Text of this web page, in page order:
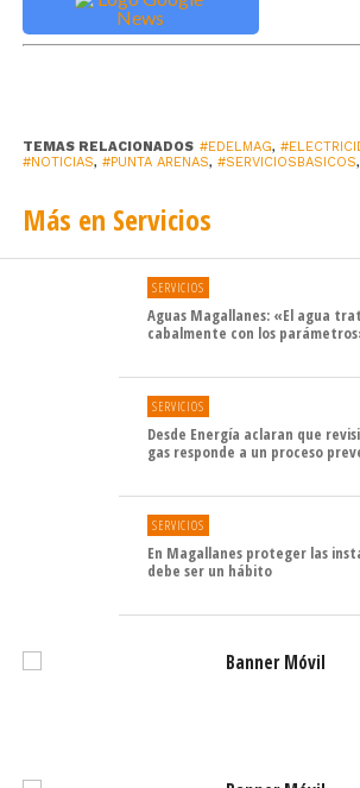
@edelmag_sos, para consultas. Para
expedita, es importante que tengan a
TEMAS RELACIONADOS #EDELMAG,
#NOTICIAS, #PUNTA ARENAS, #SERVICIOSBASICOS,
Más en Servicios
SERVICIOS
Aguas Magallanes: «El agua
cabalmente con los
SERVICIOS
Desde Energía aclaran que
gas responde a un proceso
SERVICIOS
En Magallanes proteger las
debe ser un hábito